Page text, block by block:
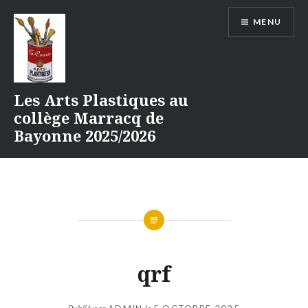
contenu
Les Arts Plastiques au
collège Marracq de
Bayonne 2025/2026
MENU
qrf